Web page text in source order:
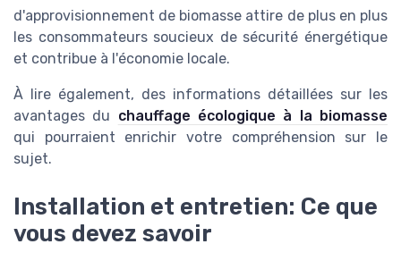
d'approvisionnement de biomasse attire de plus en plus
les consommateurs soucieux de sécurité énergétique
et contribue à l'économie locale.
À lire également, des informations détaillées sur les
avantages du chauffage écologique à la biomasse
qui pourraient enrichir votre compréhension sur le
sujet.
Installation et entretien: Ce que
vous devez savoir